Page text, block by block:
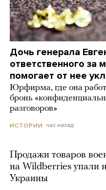
Дочь генерала
ответственного за
помогает от нее
Юрфирма, где она
бронь
разговоров»
ИСТОРИИ час назад
Продажи товаров
на Wildberries упали
Украины